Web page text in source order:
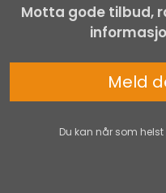
Motta gode tilbud,
Du kan når som helst
Meld